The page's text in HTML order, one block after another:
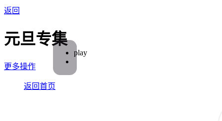
返回
元旦专集
更多操作
返回首页
play